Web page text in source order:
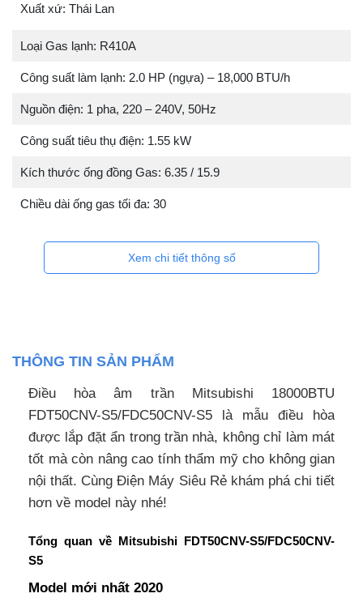
Xuất xứ: Thái Lan
Loại Gas lạnh: R410A
Công suất làm lạnh: 2.0 HP (ngựa) – 18,000 BTU/h
Nguồn điện: 1 pha, 220 – 240V, 50Hz
Công suất tiêu thụ điện: 1.55 kW
Kích thước ống đồng Gas: 6.35 / 15.9
Chiều dài ống gas tối đa: 30
Xem chi tiết thông số
THÔNG TIN SẢN PHẨM
Điều hòa âm trần Mitsubishi 18000BTU
FDT50CNV-S5/FDC50CNV-S5 là mẫu điều hòa
được lắp đặt ẩn trong trần nhà, không chỉ làm mát
tốt mà còn nâng cao tính thẩm mỹ cho không gian
nội thất. Cùng Điện Máy Siêu Rẻ khám phá chi tiết
hơn về model này nhé!
Tổng quan về Mitsubishi FDT50CNV-S5/FDC50CNV-
S5
Model mới nhất 2020